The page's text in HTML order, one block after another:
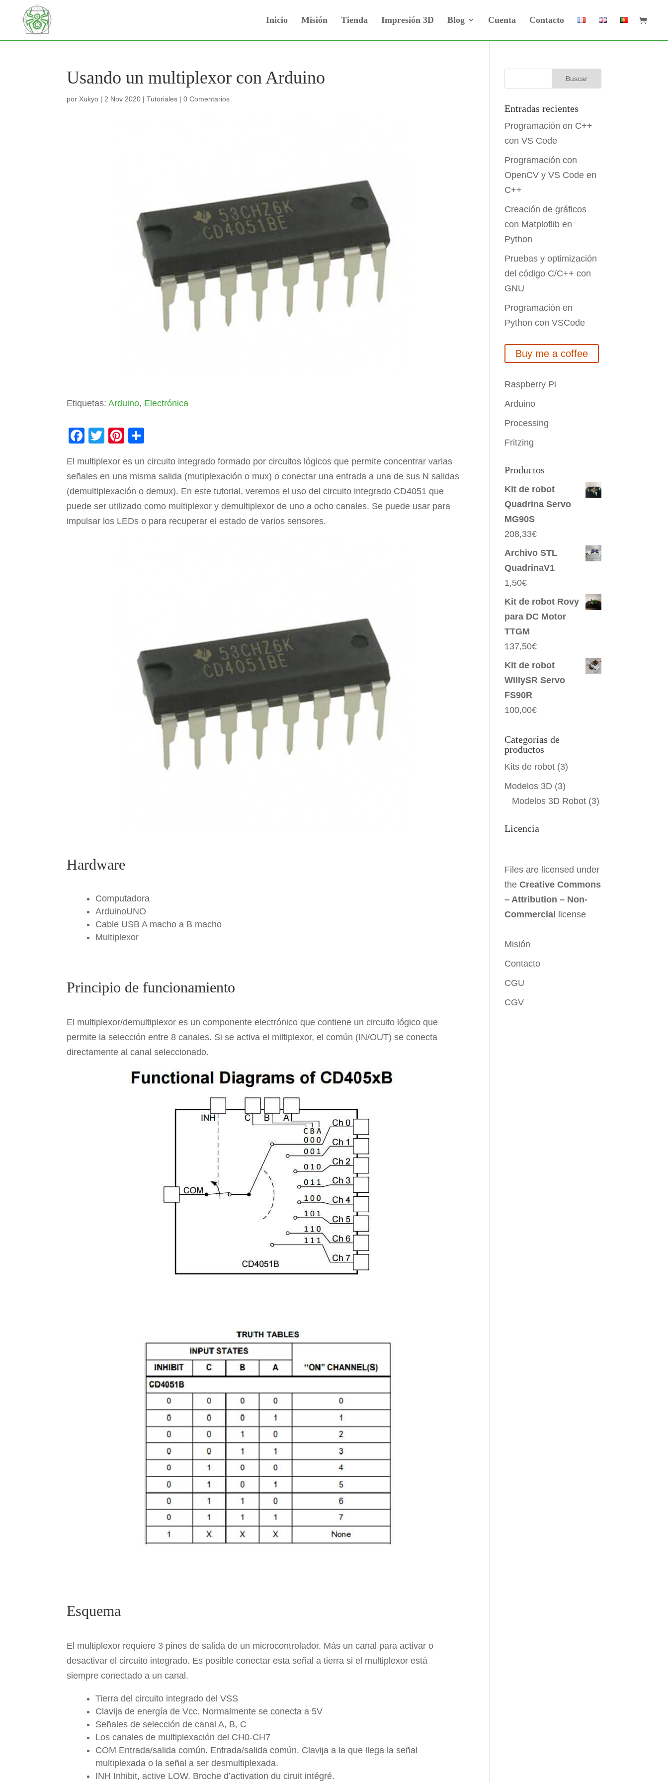
Inicio Misión Tienda Impresión 3D Blog Cuenta Contacto
Usando un multiplexor con Arduino
por Xukyo | 2 Nov 2020 |Tutoriales |0 Comentarios
Etiquetas:Arduino, Electrónica
F
c
e
b
o
T
tt
er
Pi
er
e
st
m
p
ar
tir
El multiplexor es un circuito integrado formado por circuitos lógicos que permite concentrar varias
señales en una misma salida (mutiplexación o mux) o conectar una entrada a una de sus N salidas
(demultiplexación o demux). En este tutorial, veremos el uso del circuito integrado CD4051 que
puede ser utilizado como multiplexor y demultiplexor de uno a ocho canales. Se puede usar para
impulsar los LEDs o para recuperar el estado de varios sensores.
Hardware
Computadora
ArduinoUNO
Cable USB A macho a B macho
Multiplexor
Principio de funcionamiento
El multiplexor/demultiplexor es un componente electrónico que contiene un circuito lógico que
permite la selección entre 8 canales. Si se activa el miltiplexor, el común (IN/OUT) se conecta
directamente al canal seleccionado.
Esquema
El multiplexor requiere 3 pines de salida de un microcontrolador. Más un canal para activar o
desactivar el circuito integrado. Es posible conectar esta señal a tierra si el multiplexor está
siempre conectado a un canal.
Tierra del circuito integrado del VSS
Clavija de energía de Vcc. Normalmente se conecta a 5V
Señales de selección de canal A, B, C
Los canales de multiplexación del CH0-CH7
COM Entrada/salida común. Entrada/salida común. Clavija a la que llega la señal
multiplexada o la señal a ser desmultiplexada.
INH Inhibit, active LOW. Broche d’activation du ciruit intégré.
Entradas recientes
Programación en C++
con VS Code
Programación con
OpenCV y VS Code en
C++
Creación de gráficos
con Matplotlib en
Python
Pruebas y optimización
del código C/C++ con
GNU
Programación en
Python con VSCode
Buy me a coffee
Raspberry Pi
Arduino
Processing
Fritzing
Productos
Kit de robot
Quadrina Servo
MG90S
208,33€
Archivo STL
QuadrinaV1
1,50€
Kit de robot Rovy
para DC Motor
TTGM
137,50€
Kit de robot
WillySR Servo
FS90R
100,00€
Categorías de
productos
Kits de robot (3)
Modelos 3D (3)
Modelos 3D Robot (3)
Licencia
Files are licensed under
theCreative Commons
– Attribution – Non-
Commercial
license
Misión
Contacto
CGU
CGV